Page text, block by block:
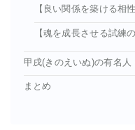
【良い関係を築ける相性
【魂を成長させる試練
甲戌(きのえいぬ)の有名人
まとめ